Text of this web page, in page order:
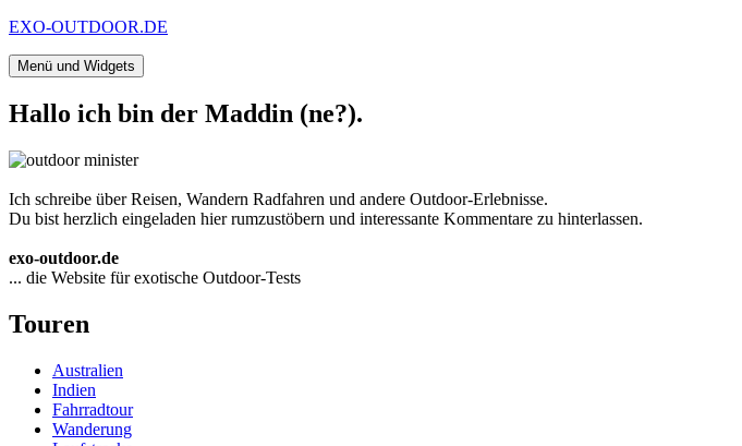
Zum
springen
EXO-OUTDOOR.DE
Menü und Widgets
Hallo ich bin der Maddin (ne?).
Ich schreibe über Reisen, Wandern Radfahren und andere Outdoor-Erlebnisse.
Du bist herzlich eingeladen hier rumzustöbern und interessante Kommentare zu hinterlassen.
exo-outdoor.de
... die Website für exotische Outdoor-Tests
Touren
Australien
Indien
Fahrradtour
Wanderung